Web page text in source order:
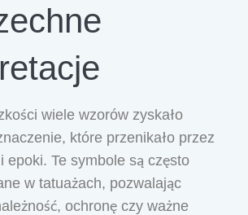
wiele wzorów zyskało
które przenikało przez
epoki. Te symbole są często
w tatuażach, pozwalając
ochronę czy ważne